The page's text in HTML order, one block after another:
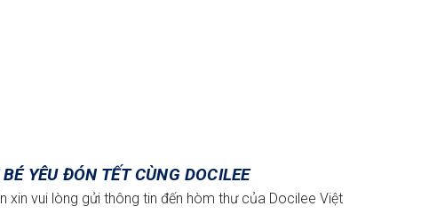
YÊU ĐÓN TẾT CÙNG DOCILEE
xin vui lòng gửi thông tin đến hòm thư của Docilee Việt